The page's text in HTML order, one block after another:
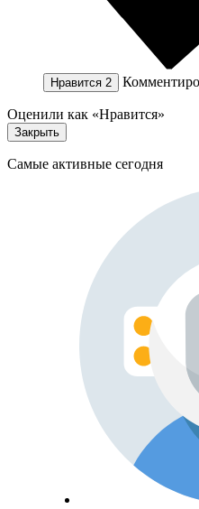
Нравится 2
Оценили как «Нравится»
Закрыть
Самые активные сегодня